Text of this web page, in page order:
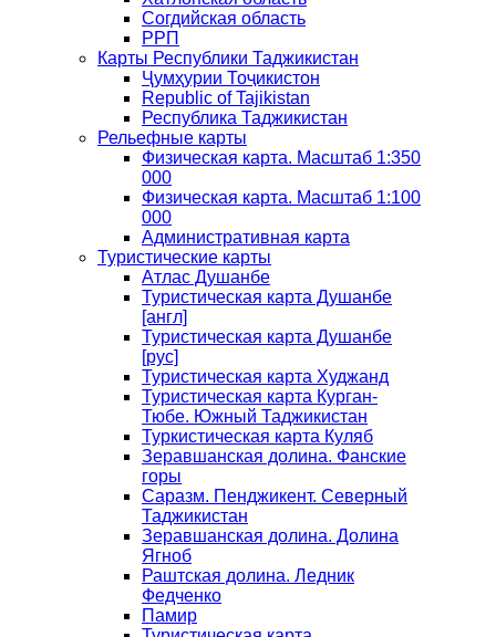
Согдийская область
РРП
Карты Республики Таджикистан
Ҷумҳурии Тоҷикистон
Republic of Tajikistan
Республика Таджикистан
Рельефные карты
Физическая карта. Масштаб 1:350
000
Физическая карта. Масштаб 1:100
000
Административная карта
Туристические карты
Атлас Душанбе
Туристическая карта Душанбе
[англ]
Туристическая карта Душанбе
[рус]
Туристическая карта Худжанд
Туристическая карта Курган-
Тюбе. Южный Таджикистан
Туркистическая карта Куляб
Зеравшанская долина. Фанские
горы
Саразм. Пенджикент. Северный
Таджикистан
Зеравшанская долина. Долина
Ягноб
Раштская долина. Ледник
Федченко
Памир